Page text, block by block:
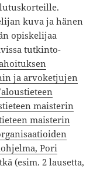
kuva ja hänen
opiskelijaa
tutkinto-
ja arvoketjujen
maisterin
maisterin
Pori
(esim. 2 lausetta,